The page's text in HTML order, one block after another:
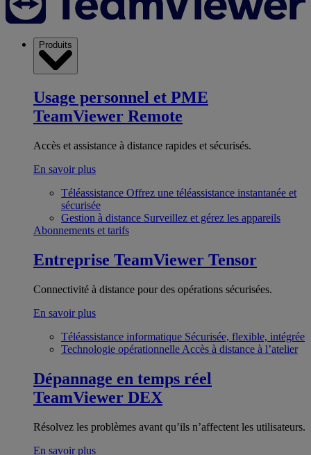
Produits
Usage personnel et PME
TeamViewer Remote
Accès et assistance à distance rapides et sécurisés.
En savoir plus
Téléassistance Offrez une téléassistance instantanée et
sécurisée
Gestion à distance Surveillez et gérez les appareils
Abonnements et tarifs
Entreprise TeamViewer Tensor
Connectivité à distance pour des opérations sécurisées.
En savoir plus
Téléassistance informatique Sécurisée, flexible, intégrée
Technologie opérationnelle Accès à distance à l’atelier
Dépannage en temps réel
TeamViewer DEX
Résolvez les problèmes avant qu’ils n’affectent les utilisateurs.
En savoir plus